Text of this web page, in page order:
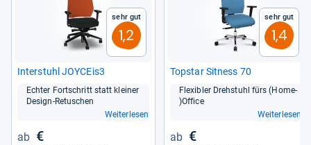
Sehr gut
1,2
Inter­stuhl JOY­CEis3
Ech­ter Fort­schritt statt klei­ner
Design-​Retu­schen
Weiterlesen
€
Sehr gut
1,4
Top­star Sit­ness 70
Fle­xibler Dreh­stuhl fürs (Home-​
)Office
Weiterlesen
€